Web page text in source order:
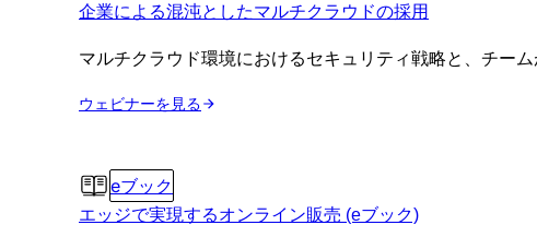
企業による混沌としたマルチクラウドの採用
マルチクラウド環境におけるセキュリティ戦略と、チー
ウェビナーを見る
eブック
エッジで実現するオンライン販売 (eブック)